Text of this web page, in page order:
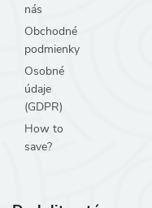
nás
Obchodné
podmienky
Osobné
údaje
(GDPR)
How to
save?